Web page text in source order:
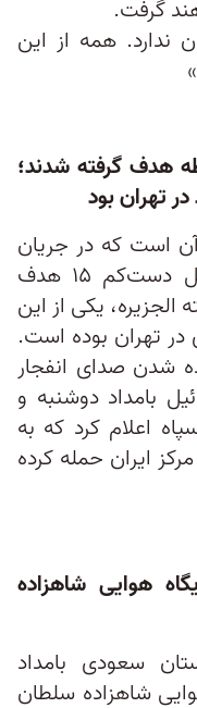
گرفت.
ندارد. همه از این
ایران: دست‌کم ۱۵ نقطه هدف گرفته شدند؛
در تهران بود
است که در جریان
حمله‌های بامداد دوشنبه اسرائیل دست‌کم ۱۵ هدف
الجزیره، یکی از این
در تهران بوده است.
شدن صدای انفجار
بامداد دوشنبه و
اعلام کرد که به
ایران حمله کرده
هوایی شاهزاده
سعودی بامداد
شاهزاده سلطان